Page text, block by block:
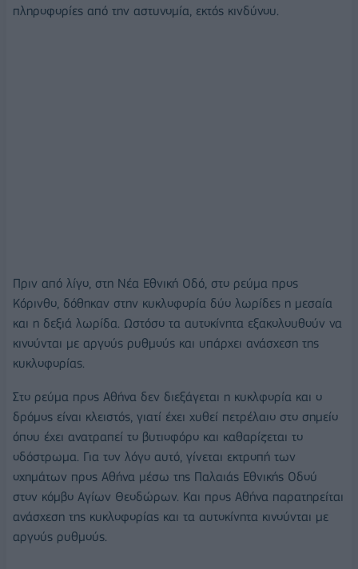
πληροφορίες από την αστυνομία, εκτός κινδύνου.
Πριν από λίγο, στη Νέα Εθνική Οδό, στο ρεύμα προς
Κόρινθο, δόθηκαν στην κυκλοφορία δύο λωρίδες η μεσαία
και η δεξιά λωρίδα. Ωστόσο τα αυτοκίνητα εξακολουθούν να
κινούνται με αργούς ρυθμούς και υπάρχει ανάσχεση της
κυκλοφορίας.
Στο ρεύμα προς Αθήνα δεν διεξάγεται η κυκλφορία και ο
δρόμος είναι κλειστός, γιατί έχει χυθεί πετρέλαιο στο σημείο
όπου έχει ανατραπεί το βυτιοφόρο και καθαρίζεται το
οδόστρωμα. Για τον λόγο αυτό, γίνεται εκτροπή των
οχημάτων προς Αθήνα μέσω της Παλαιάς Εθνικής Οδού
στον κόμβο Αγίων Θεοδώρων. Και προς Αθήνα παρατηρείται
ανάσχεση της κυκλοφορίας και τα αυτοκίνητα κινούνται με
αργούς ρυθμούς.